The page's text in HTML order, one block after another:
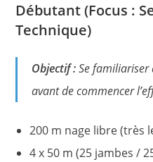
Débutant (Focus :
Technique)
Objectif :Se familiariser
avant de commencer
200 m nage libre (très
4 x 50 m (25 jambes /